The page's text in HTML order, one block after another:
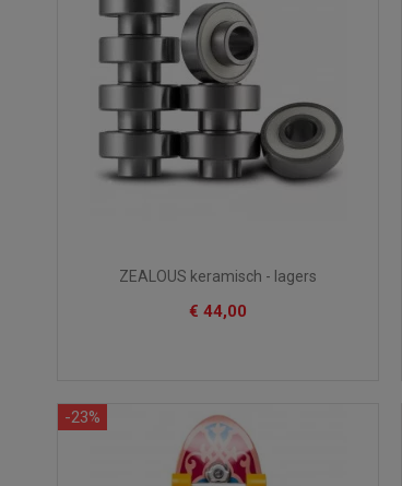
ZEALOUS keramisch - lagers
€ 44,00
-23%